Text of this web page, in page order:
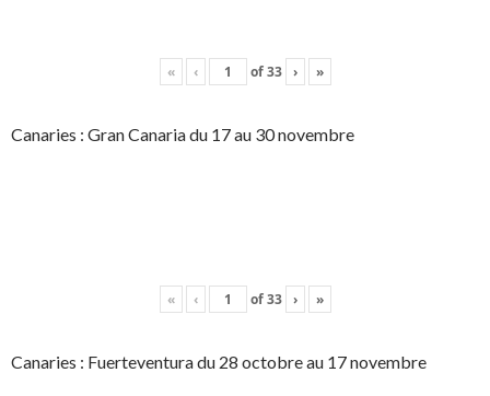
« ‹ of33 › »
Canaries : Gran Canaria du 17 au 30 novembre
« ‹ of33 › »
Canaries : Fuerteventura du 28 octobre au 17 novembre